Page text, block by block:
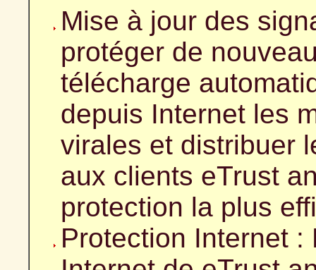
Mise à jour des
protéger de
télécharge
depuis Internet les
virales et distribuer
aux clients eTrust
protection la plus
Protection Internet :